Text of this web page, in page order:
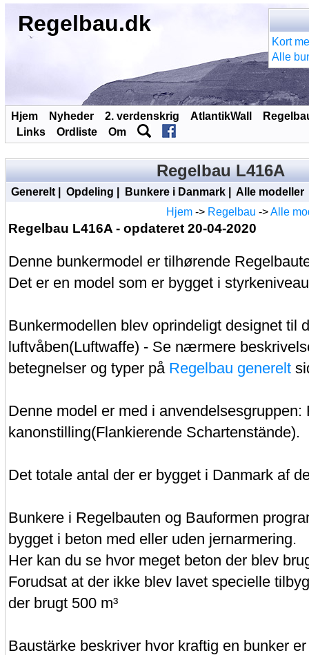
Regelbau.dk
Kort
Alle
Hjem Nyheder 2. verdenskrig AtlantikWall
Links
Ordliste Om
Regelbau L416A
Generelt| Opdeling Bunkere i Danmark| Alle modeller
Hjem-> Regelbau ->Alle
Regelbau L416A - opdateret 20-04-2020
Denne bunkermodel er tilhørende
Det er en model som er bygget i
Bunkermodellen blev oprindeligt designet til
luftvåben(Luftwaffe) - Se nærmere
betegnelser og typer på Regelbau generelt
Denne model er med i anvendelsesgruppen:
kanonstilling(Flankierende Schartenstände).
Det totale antal der er bygget i Danmark af
Bunkere i Regelbauten og Bauformen
bygget i beton med eller uden jernarmering.
Her kan du se hvor meget beton der blev
Forudsat at der ikke blev lavet specielle
der brugt 500 m³
Baustärke beskriver hvor kraftig en bunker